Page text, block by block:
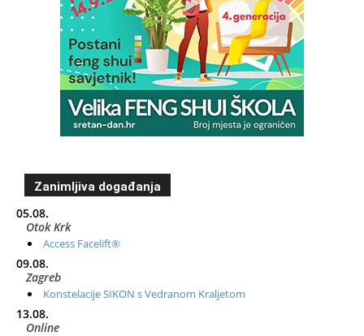
Zanimljiva događanja
05.08.
Otok Krk
Access Facelift®
09.08.
Zagreb
Konstelacije SIKON s Vedranom Kraljetom
13.08.
Online